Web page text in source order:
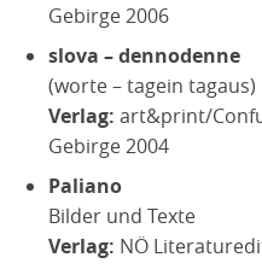
Gebirge 2006
slova – dennodenne
(worte – tagein tagaus)
Verlag: art&print/
Gebirge 2004
Paliano
Bilder und Texte
Verlag: NÖ